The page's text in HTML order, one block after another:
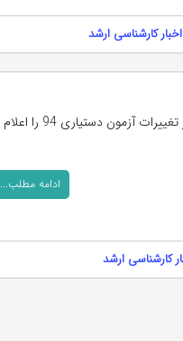
اخبار کارشناسی ارشد
رئیس مرکز سنجش آموزش پزشکی برخی از تغییرات آزمون دستیاری 94 را اعلام
ادامه مطلب...
کارشناسی ارشد